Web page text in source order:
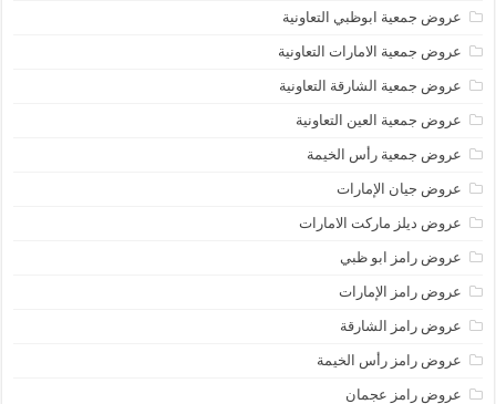
عروض جمعية ابوظبي التعاونية
عروض جمعية الامارات التعاونية
عروض جمعية الشارقة التعاونية
عروض جمعية العين التعاونية
عروض جمعية رأس الخيمة
عروض جيان الإمارات
عروض ديلز ماركت الامارات
عروض رامز ابو ظبي
عروض رامز الإمارات
عروض رامز الشارقة
عروض رامز رأس الخيمة
عروض رامز عجمان